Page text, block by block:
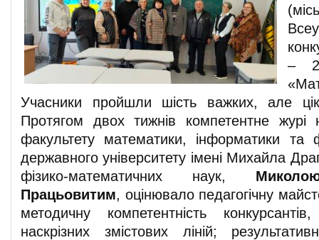
–
Учасники пройшли шість важких, але
Протягом двох тижнів компетентне
факультету математики, інформатики та
державного університету імені Михайла
фізико-математичних наук,
Працьовитим, оцінювало педагогічну
методичну компетентність
наскрізних змістових ліній;